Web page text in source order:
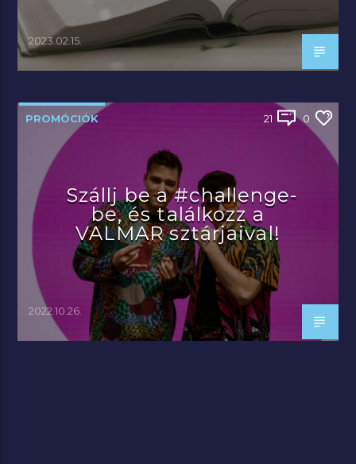
2023.02.15.
PROMÓCIÓK 21 0
Szállj be a #challenge-
be, és találkozz a
VALMAR sztárjaival!
2022.10.26.